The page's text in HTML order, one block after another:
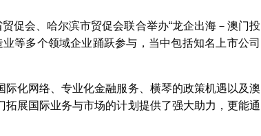
促会、哈尔滨市贸促会联合举办“龙企出海－澳门投
等多个领域企业踊跃参与，当中包括知名上市公司
化网络、专业化金融服务、横琴的政策机遇以及澳
展国际业务与市场的计划提供了强大助力，更能通